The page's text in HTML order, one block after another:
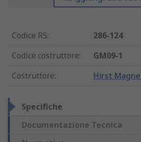
Codice RS:
286-124
Codice costruttore:
GM09-1
Costruttore: Hirst
Specifiche
Documentazione Tecnica